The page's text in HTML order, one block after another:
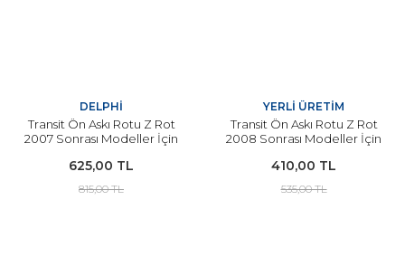
DELPHİ
Transit Ön Askı Rotu Z Rot
2007 Sonrası Modeller İçin
625,00 TL
815,00 TL
YERLİ ÜRETİM
Transit Ön Askı Rotu Z Rot
2008 Sonrası Modeller İçin
410,00 TL
535,00 TL